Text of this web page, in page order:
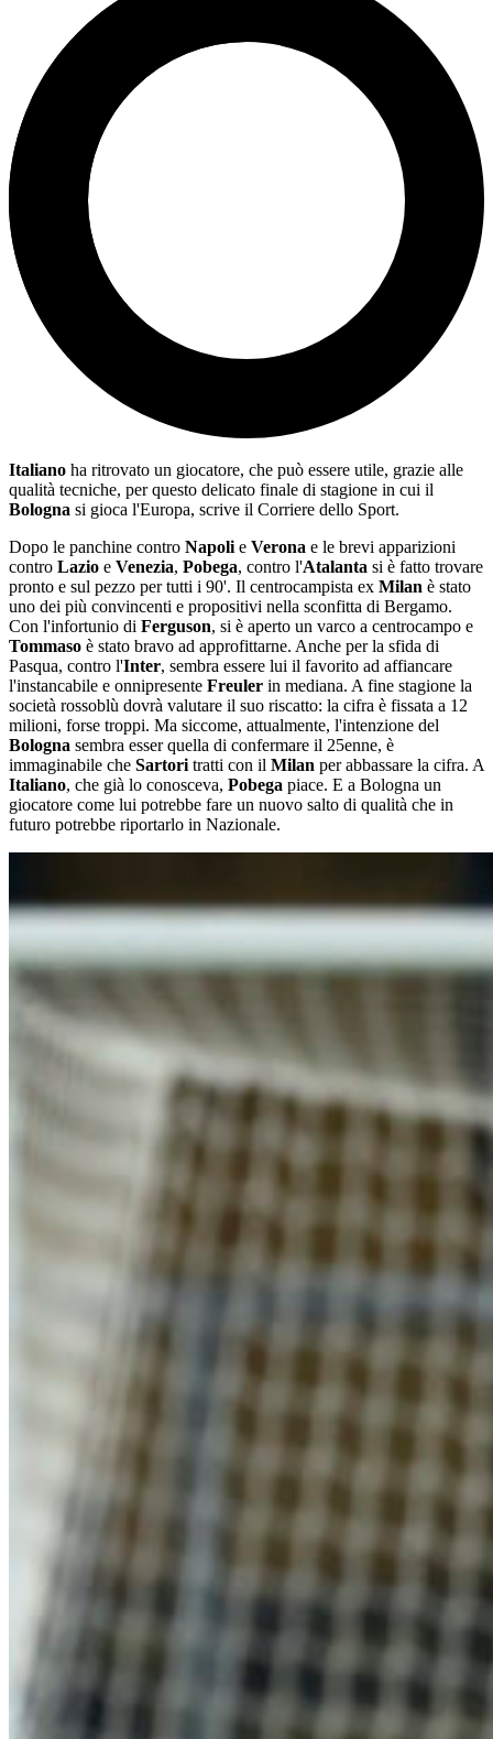
Italiano ha ritrovato un giocatore, che può essere utile, grazie alle
qualità tecniche, per questo delicato finale di stagione in cui il
Bologna si gioca l'Europa, scrive il Corriere dello Sport.
Dopo le panchine contro Napoli e Verona e le brevi apparizioni
contro Lazio e Venezia, Pobega, contro l'Atalanta si è fatto trovare
pronto e sul pezzo per tutti i 90'. Il centrocampista ex Milan è stato
uno dei più convincenti e propositivi nella sconfitta di Bergamo.
Con l'infortunio di Ferguson, si è aperto un varco a centrocampo e
Tommaso è stato bravo ad approfittarne. Anche per la sfida di
Pasqua, contro l'Inter, sembra essere lui il favorito ad affiancare
l'instancabile e onnipresente Freuler in mediana. A fine stagione la
società rossoblù dovrà valutare il suo riscatto: la cifra è fissata a 12
milioni, forse troppi. Ma siccome, attualmente, l'intenzione del
Bologna sembra esser quella di confermare il 25enne, è
immaginabile che Sartori tratti con il Milan per abbassare la cifra. A
Italiano, che già lo conosceva, Pobega piace. E a Bologna un
giocatore come lui potrebbe fare un nuovo salto di qualità che in
futuro potrebbe riportarlo in Nazionale.